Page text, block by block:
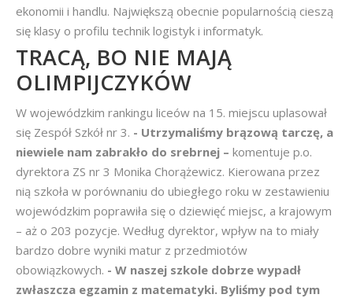
ekonomii i handlu. Największą obecnie popularnością cieszą
się klasy o profilu technik logistyk i informatyk.
TRACĄ, BO NIE MAJĄ
OLIMPIJCZYKÓW
W wojewódzkim rankingu liceów na 15. miejscu uplasował
się Zespół Szkół nr 3. - Utrzymaliśmy brązową tarczę, a
niewiele nam zabrakło do srebrnej – komentuje p.o.
dyrektora ZS nr 3 Monika Chorążewicz. Kierowana przez
nią szkoła w porównaniu do ubiegłego roku w zestawieniu
wojewódzkim poprawiła się o dziewięć miejsc, a krajowym
– aż o 203 pozycje. Według dyrektor, wpływ na to miały
bardzo dobre wyniki matur z przedmiotów
obowiązkowych. - W naszej szkole dobrze wypadł
zwłaszcza egzamin z matematyki. Byliśmy pod tym